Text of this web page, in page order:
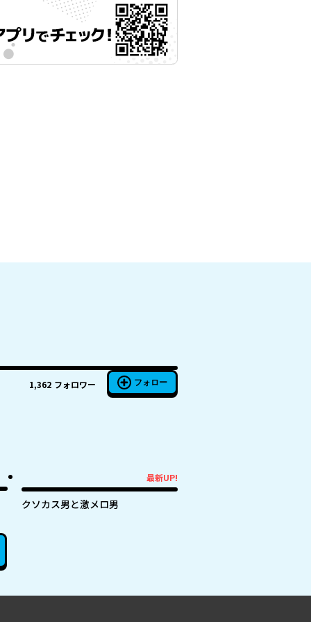
1,362 フォロワー フォロー
最新UP!
クソカス男と激メロ男